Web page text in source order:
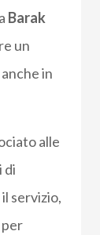
Barak
un
in
alle
di
servizio,